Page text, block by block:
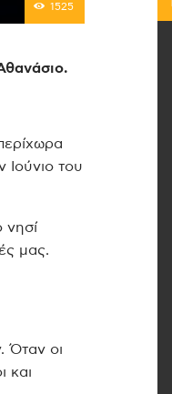
1525
του
νησί
μας.
Όταν οι
και